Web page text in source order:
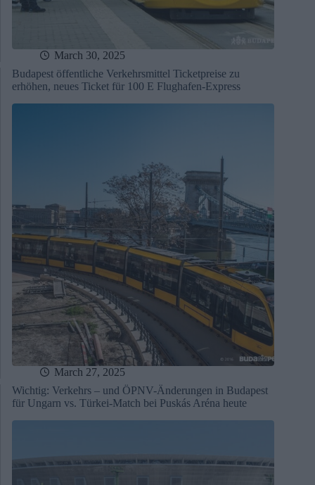
March 30, 2025
Budapest öffentliche Verkehrsmittel Ticketpreise zu
erhöhen, neues Ticket für 100 E Flughafen-Express
March 27, 2025
Wichtig: Verkehrs – und ÖPNV-Änderungen in Budapest
für Ungarn vs. Türkei-Match bei Puskás Aréna heute